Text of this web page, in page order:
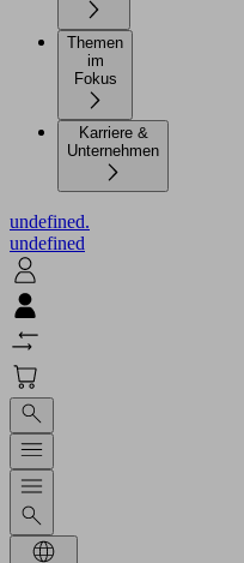
Themen
im
Karriere &
Unternehmen
undefined.
undefined